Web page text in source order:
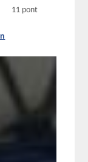
11 pont